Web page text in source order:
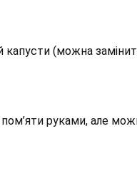
(можна
руками, але